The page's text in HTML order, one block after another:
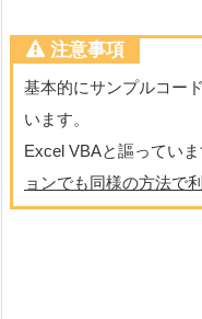
注意事項
基本的にサンプルコー
います。
Excel VBAと謳ってい
ョンでも同様の方法で